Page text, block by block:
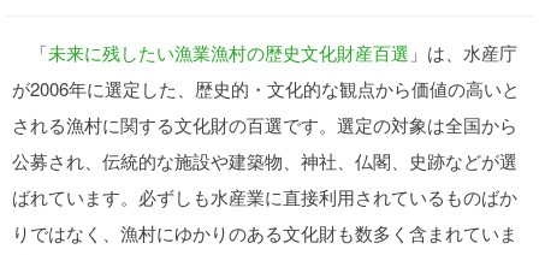
「未来に残したい漁業漁村の歴史文化財産百選 」は、水産庁
が2006年に選定した、歴史的・文化的な観点から価値の高いと
される漁村に関する文化財の百選です。選定の対象は全国から
公募され、伝統的な施設や建築物、神社、仏閣、史跡などが選
ばれています。必ずしも水産業に直接利用されているものばか
りではなく、漁村にゆかりのある文化財も数多く含まれていま